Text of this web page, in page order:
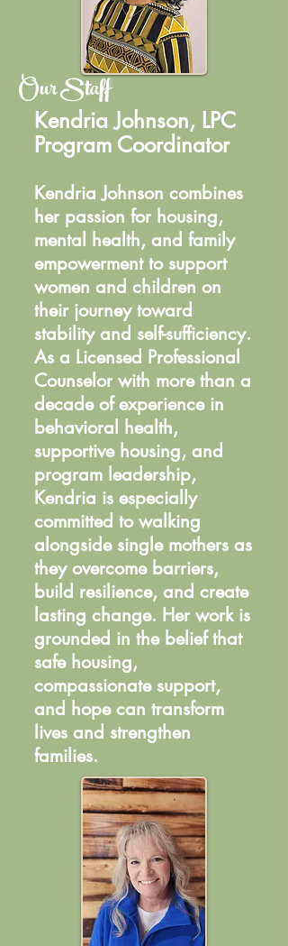
Our Staff
Kendria Johnson, LPC
Program Coordinator
Kendria Johnson combines
her passion for housing,
mental health, and family
empowerment to support
women and children on
their journey toward
stability and self-sufficiency.
As a Licensed Professional
Counselor with more than a
decade of experience in
behavioral health,
supportive housing, and
program leadership,
Kendria is especially
committed to walking
alongside single mothers as
they overcome barriers,
build resilience, and create
lasting change. Her work is
grounded in the belief that
safe housing,
compassionate support,
and hope can transform
lives and strengthen
families.